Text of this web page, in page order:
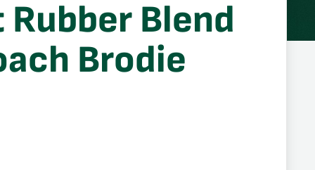
Blend
Brodie